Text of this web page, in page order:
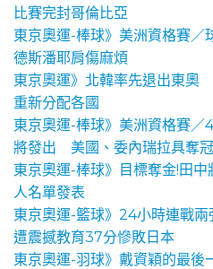
比賽完封哥倫比亞
東京奧運-棒球》美洲資格賽／
德斯潘耶肩傷麻煩
東京奧運》北韓率先退出東
重新分配各國
東京奧運-棒球》美洲資格賽／
將發出 美國、委內瑞拉具奪
東京奧運-棒球》目標奪金!田
人名單發表
東京奧運-籃球》24小時連戰
遭震撼教育37分慘敗日本
東京奧運-羽球》戴資穎的最